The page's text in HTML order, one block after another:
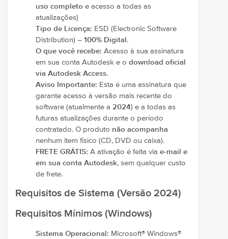
uso completo e acesso a todas as
atualizações)
Tipo de Licença: ESD (Electronic Software
Distribution) – 100% Digital .
O que você recebe: Acesso à sua assinatura
em sua conta Autodesk e o download oficial
via Autodesk Access.
Aviso Importante: Esta é uma assinatura que
garante acesso à versão mais recente do
software (atualmente a 2024) e a todas as
futuras atualizações durante o período
contratado. O produto não acompanha
nenhum item físico (CD, DVD ou caixa).
FRETE GRÁTIS: A ativação é feita via e-mail e
em sua conta Autodesk, sem qualquer custo
de frete.
Requisitos de Sistema (Versão 2024)
Requisitos Mínimos (Windows)
Sistema Operacional: Microsoft® Windows®